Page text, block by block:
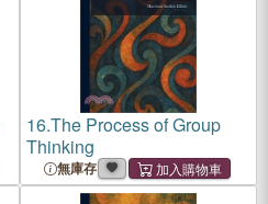
16.The Process of Group
Thinking
無庫存